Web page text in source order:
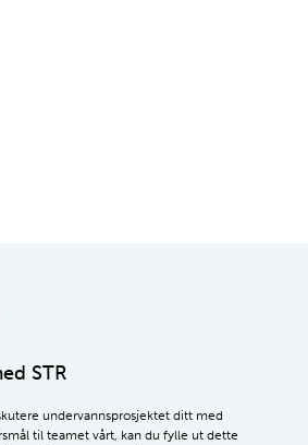
STR
undervannsprosjektet ditt med
til teamet vårt, kan du fylle ut dette